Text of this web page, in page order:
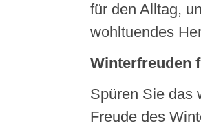
für den Alltag,
wohltuendes
Winterfreuden
Spüren Sie das
Freude des